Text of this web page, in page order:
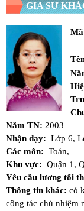
GIA SƯ
Năm TN: 2003
Nhận dạy: Lớp 6,
Các môn: Toán,
Khu vực: Quận 1,
Yêu cầu lương tối
Thông tin khác: có
công tác chủ nhiệm